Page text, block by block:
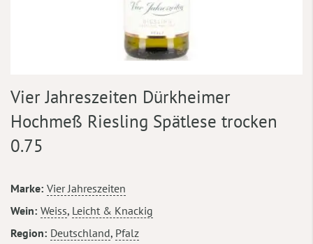
Anfang
der
Bildergalerie
springen
Vier Jahreszeiten Dürkheimer
Hochmeß Riesling Spätlese trocken
0.75
Mehr
Informationen
Marke Vier Jahreszeiten
Wein Weiss, Leicht & Knackig
Region Deutschland, Pfalz